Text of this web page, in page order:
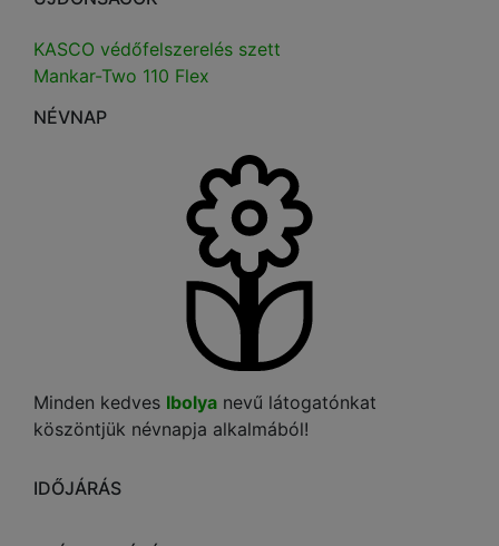
KASCO védőfelszerelés szett
Mankar-Two 110 Flex
NÉVNAP
Minden kedves Ibolya nevű látogatónkat
köszöntjük névnapja alkalmából!
IDŐJÁRÁS